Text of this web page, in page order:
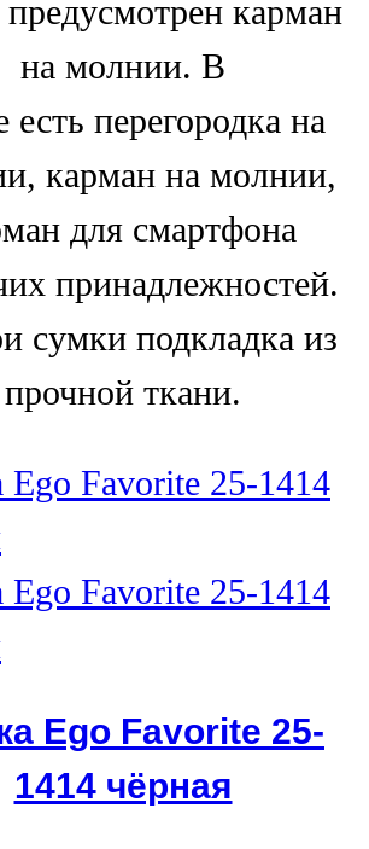
карман
на молнии. В
есть перегородка на
карман на молнии,
для смартфона
принадлежностей.
сумки подкладка из
прочной ткани.
Ego Favorite 25-
1414 чёрная